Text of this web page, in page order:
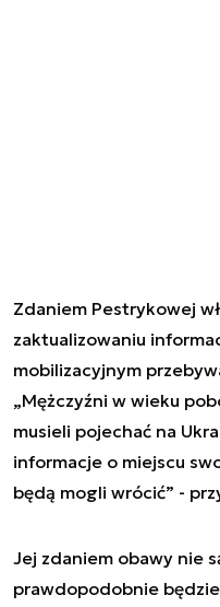
Zdaniem Pestrykowej
zaktualizowaniu
mobilizacyjnym
„Mężczyźni w wieku
musieli pojechać na
informacje o miejscu
będą mogli wrócić” -
Jej zdaniem obawy nie
prawdopodobnie